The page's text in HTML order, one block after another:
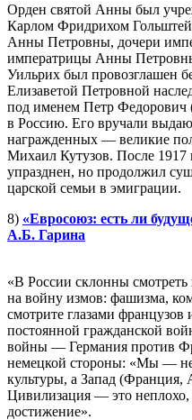
Орден святой Анны был
Карлом Фридрихом
Анны Петровны, дочери
императрицы Анны
Уильрих был провозглашен
Елизаветой Петровной
под именем Петр Федорович
в Россию. Его вручали
награжденных — великие
Михаил Кутузов. После 1917
упразднен, но продолжил
царской семьи в эмиграции.
8) «Евросоюз: есть ли
А.Б. Гарина
«В России склонны
на войну измов: фашизма,
смотрите глазами
постоянной гражданской
войны — Германия против
немецкой стороны: «Мы —
культуры, а Запад
Цивилизация — это неплохо,
достижение».